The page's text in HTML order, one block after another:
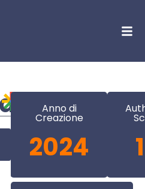
Anno di
Creazione
2024